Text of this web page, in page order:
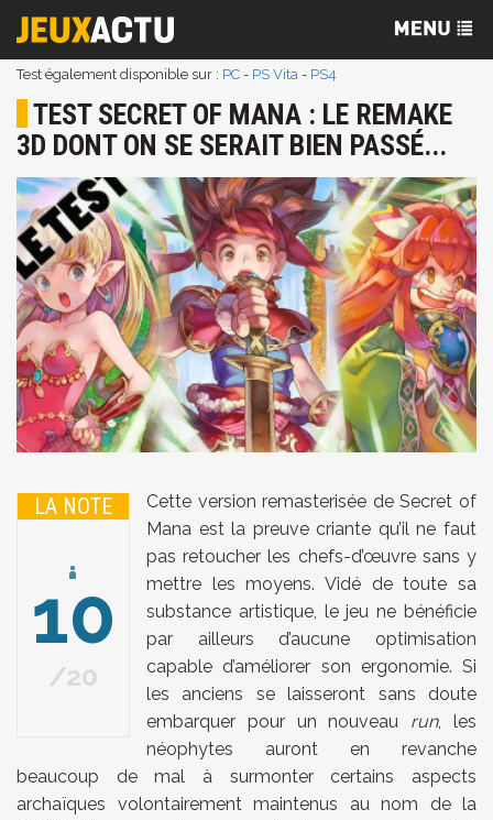
Test également disponible sur : PC - PS Vita - PS4
TEST SECRET OF MANA : LE REMAKE
3D DONT ON SE SERAIT BIEN PASSÉ...
LA NOTE
10
20
Cette version remasterisée de Secret of
Mana est la preuve criante qu’il ne faut
pas retoucher les chefs-d’œuvre sans y
mettre les moyens. Vidé de toute sa
substance artistique, le jeu ne bénéficie
par ailleurs d’aucune optimisation
capable d’améliorer son ergonomie. Si
les anciens se laisseront sans doute
embarquer pour un nouveau run, les
néophytes auront en revanche
beaucoup de mal à surmonter certains aspects
archaïques volontairement maintenus au nom de la